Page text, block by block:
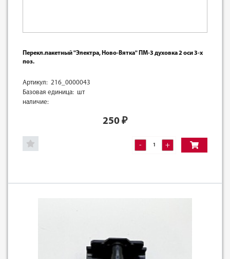
Перекл.пакетный "Электра, Ново-Вятка" ПМ-3 духовка 2 оси 3-х
поз.
Артикул: 216_0000043
Базовая единица: шт
наличие:
250 ₽
- +